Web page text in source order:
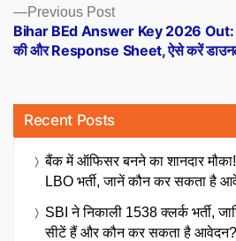
Previous PostPrevious
post:
Bihar BEd Answer Key 2026 Out:
की और Response Sheet, ऐसे करें
Recent Posts
बैंक में ऑफिसर बनने का शानदार
LBO भर्ती, जानें कौन कर सकता है
SBI ने निकाली 1538 क्लर्क भर्ती,
सीटें हैं और कौन कर सकता है आवेदन?